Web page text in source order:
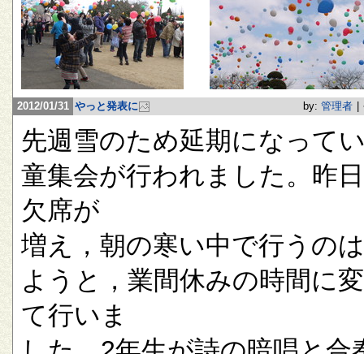
2012/01/31 やっと発表に by: 管理者
先週雪のため延期になって
童集会が行われました。昨
欠席が
増え，朝の寒い中で行うの
ようと，業間休みの時間に
て行いま